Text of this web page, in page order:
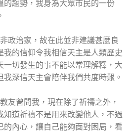
的趨勢，我身為大眾市民的一份
政治家，故在此並非建議甚麼良
我的信仰令我相信天主是人類歷史
一切發生的事不能以常理解釋，大
深信天主會陪伴我們共度時艱。
友曾問我，現在除了祈禱之外，
知道祈禱不是用來改變他人，不過
的內心，讓自己能夠面對困局，看